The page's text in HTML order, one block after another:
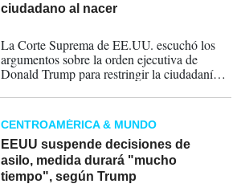
ciudadano al nacer
La Corte Suprema de EE.UU. escuchó los
argumentos sobre la orden ejecutiva de
Donald Trump para restringir la ciudadanía
o con visas temporales. El caso puede
redefinir uno de los principios
constitucionales más sensibles de ese país.
CENTROAMÉRICA & MUNDO
EEUU suspende decisiones de
asilo, medida durará "mucho
tiempo", según Trump